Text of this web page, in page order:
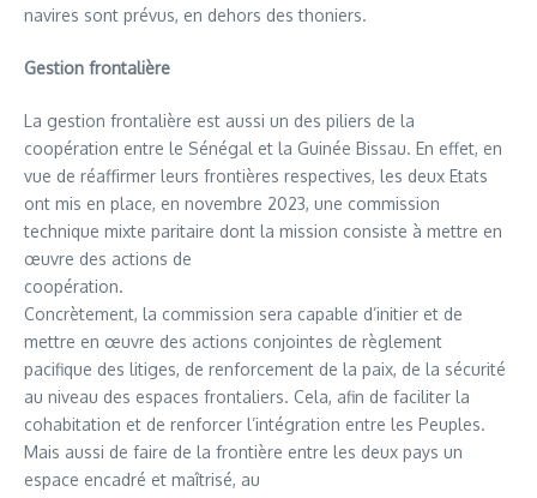
navires sont prévus, en dehors des thoniers.
Gestion frontalière
La gestion frontalière est aussi un des piliers de la
coopération entre le Sénégal et la Guinée Bissau. En effet, en
vue de réaffirmer leurs frontières respectives, les deux Etats
ont mis en place, en novembre 2023, une commission
technique mixte paritaire dont la mission consiste à mettre en
œuvre des actions de
coopération.
Concrètement, la commission sera capable d’initier et de
mettre en œuvre des actions conjointes de règlement
pacifique des litiges, de renforcement de la paix, de la sécurité
au niveau des espaces frontaliers. Cela, afin de faciliter la
cohabitation et de renforcer l’intégration entre les Peuples.
Mais aussi de faire de la frontière entre les deux pays un
espace encadré et maîtrisé, au